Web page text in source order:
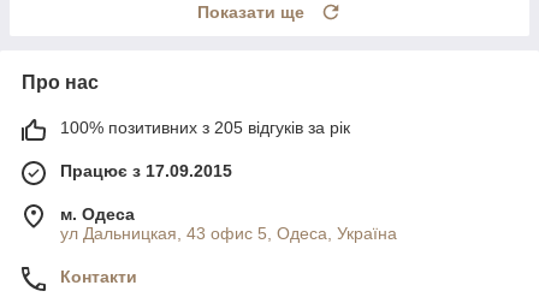
Показати ще
Про нас
100% позитивних з 205 відгуків за рік
Працює з 17.09.2015
м. Одеса
ул Дальницкая, 43 офис 5, Одеса, Україна
Контакти